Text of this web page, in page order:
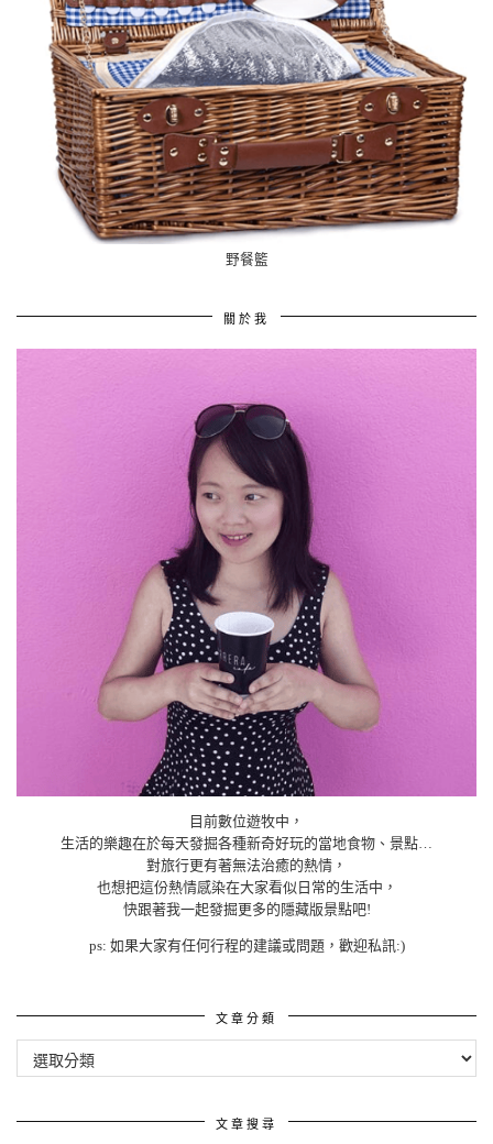
野餐籃
關於我
目前數位遊牧中，
生活的樂趣在於每天發掘各種新奇好玩的當地食物、景點…
對旅行更有著無法治癒的熱情，
也想把這份熱情感染在大家看似日常的生活中，
快跟著我一起發掘更多的隱藏版景點吧!
ps: 如果大家有任何行程的建議或問題，歡迎私訊:)
文章分類
文章搜尋